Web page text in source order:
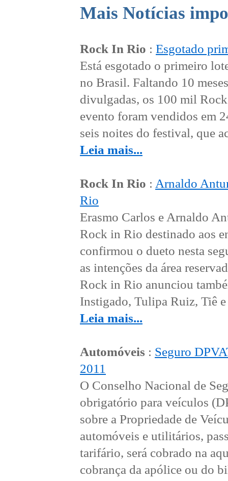
Mais Notícias
Rock In Rio : Esgotado
Está esgotado o primeiro
no Brasil. Faltando 10
divulgadas, os 100 mil
evento foram vendidos em
seis noites do festival, que
Leia mais...
Rock In Rio : Arnaldo
Rio
Erasmo Carlos e Arnaldo
Rock in Rio destinado aos
confirmou o dueto nesta
as intenções da área
Rock in Rio anunciou
Instigado, Tulipa Ruiz, Tiê
Leia mais...
Automóveis : Seguro
2011
O Conselho Nacional de
obrigatório para veículos
sobre a Propriedade de
automóveis e utilitários,
tarifário, será cobrado na
cobrança da apólice ou do